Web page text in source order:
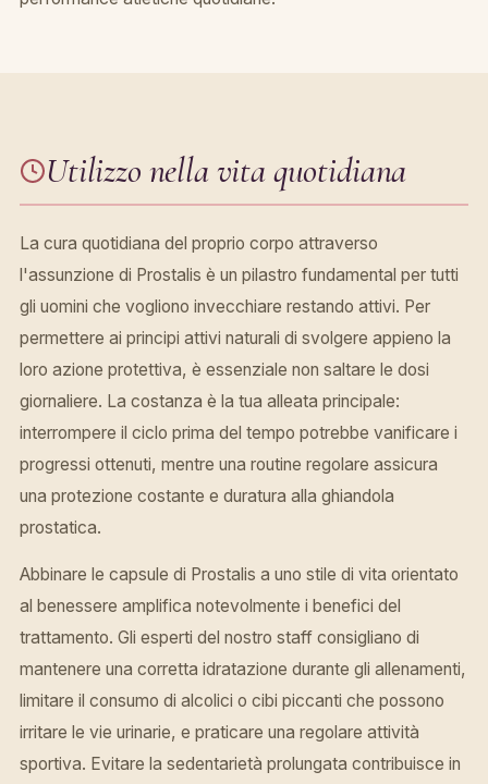
Utilizzo nella vita quotidiana
La cura quotidiana del proprio corpo attraverso
l'assunzione di Prostalis è un pilastro fundamental per tutti
gli uomini che vogliono invecchiare restando attivi. Per
permettere ai principi attivi naturali di svolgere appieno la
loro azione protettiva, è essenziale non saltare le dosi
giornaliere. La costanza è la tua alleata principale:
interrompere il ciclo prima del tempo potrebbe vanificare i
progressi ottenuti, mentre una routine regolare assicura
una protezione costante e duratura alla ghiandola
prostatica.
Abbinare le capsule di Prostalis a uno stile di vita orientato
al benessere amplifica notevolmente i benefici del
trattamento. Gli esperti del nostro staff consigliano di
mantenere una corretta idratazione durante gli allenamenti,
limitare il consumo di alcolici o cibi piccanti che possono
irritare le vie urinarie, e praticare una regolare attività
sportiva. Evitare la sedentarietà prolungata contribuisce in